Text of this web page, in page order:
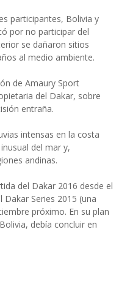
participantes, Bolivia y
por no participar del
se dañaron sitios
al medio ambiente.
de Amaury Sport
del Dakar, sobre
entraña.
intensas en la costa
del mar y,
andinas.
del Dakar 2016 desde el
Series 2015 (una
próximo. En su plan
debía concluir en